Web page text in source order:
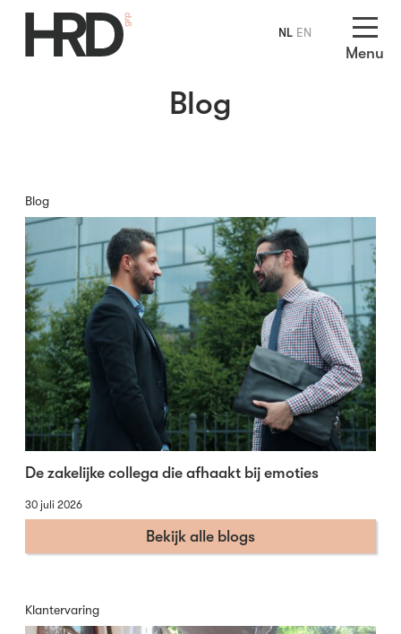
Menu
Blog
Blog
De zakelijke collega die afhaakt bij emoties
30 juli 2026
Bekijk alle blogs
Klantervaring
NL EN